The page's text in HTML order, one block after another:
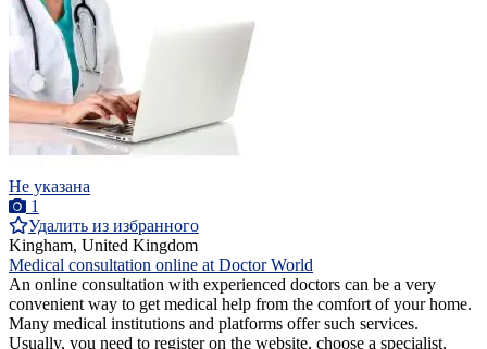
Не указана
1
Удалить из избранного
Kingham, United Kingdom
Medical consultation online at Doctor World
An online consultation with experienced doctors can be a very
convenient way to get medical help from the comfort of your home.
Many medical institutions and platforms offer such services.
Usually, you need to register on the website, choose a specialist,